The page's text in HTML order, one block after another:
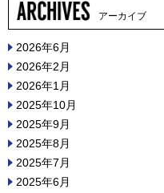
アーカイブ
2026年6月
2026年2月
2026年1月
2025年10月
2025年9月
2025年8月
2025年7月
2025年6月